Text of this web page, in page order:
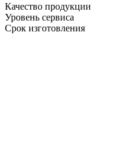
Качество продукции
Уровень сервиса
Срок изготовления